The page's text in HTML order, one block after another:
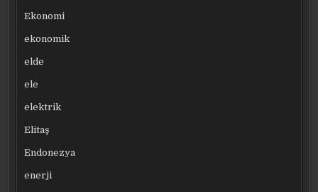
Ekonomi
ekonomik
elde
ele
elektrik
Elitaş
Endonezya
enerji